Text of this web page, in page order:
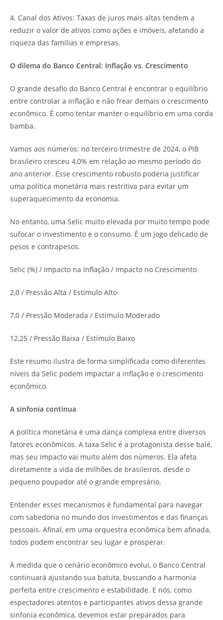
4. Canal dos Ativos: Taxas de juros mais altas tendem a
reduzir o valor de ativos como ações e imóveis, afetando a
riqueza das famílias e empresas.
O dilema do Banco Central: Inflação vs. Crescimento
O grande desafio do Banco Central é encontrar o equilíbrio
entre controlar a inflação e não frear demais o crescimento
econômico. É como tentar manter o equilíbrio em uma corda
bamba.
Vamos aos números: no terceiro trimestre de 2024, o PIB
brasileiro cresceu 4,0% em relação ao mesmo período do
ano anterior. Esse crescimento robusto poderia justificar
uma política monetária mais restritiva para evitar um
superaquecimento da economia.
No entanto, uma Selic muito elevada por muito tempo pode
sufocar o investimento e o consumo. É um jogo delicado de
pesos e contrapesos.
Selic (%) / Impacto na Inflação / Impacto no Crescimento
2,0 / Pressão Alta / Estímulo Alto
7,0 / Pressão Moderada / Estímulo Moderado
12,25 / Pressão Baixa / Estímulo Baixo
Este resumo ilustra de forma simplificada como diferentes
níveis da Selic podem impactar a inflação e o crescimento
econômico.
A sinfonia continua
A política monetária é uma dança complexa entre diversos
fatores econômicos. A taxa Selic é a protagonista desse balé,
mas seu impacto vai muito além dos números. Ela afeta
diretamente a vida de milhões de brasileiros, desde o
pequeno poupador até o grande empresário.
Entender esses mecanismos é fundamental para navegar
com sabedoria no mundo dos investimentos e das finanças
pessoais. Afinal, em uma orquestra econômica bem afinada,
todos podem encontrar seu lugar e prosperar.
À medida que o cenário econômico evolui, o Banco Central
continuará ajustando sua batuta, buscando a harmonia
perfeita entre crescimento e estabilidade. E nós, como
espectadores atentos e participantes ativos dessa grande
sinfonia econômica, devemos estar preparados para